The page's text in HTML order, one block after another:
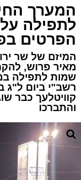
המערך
לתפילה
הפרטים
המיזם של שר
מאיר פרוש,
שמות לתפילה
קוויטלעך כבר
והתברכו